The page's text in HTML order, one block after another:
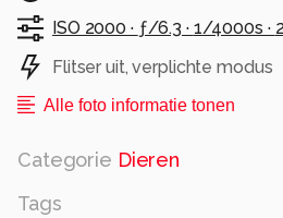
ISO 2000 · ƒ/6.3 · 1/4000s ·
Flitser uit, verplichte modus
Alle foto informatie tonen
Categorie Dieren
Tags